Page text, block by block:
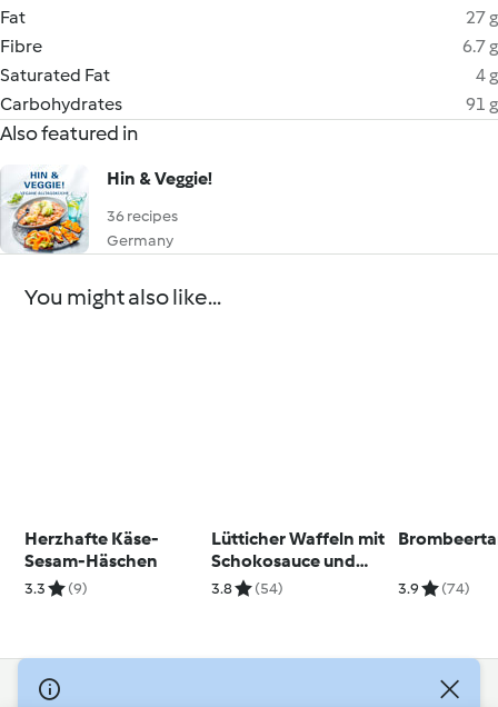
Fat
27 g
Fibre
6.7 g
Saturated Fat
4 g
Carbohydrates
91 g
Also featured in
Hin & Veggie!
36 recipes
Germany
You might also like...
Herzhafte Käse-
Sesam-Häschen
3.3 (9)
Lütticher Waffeln mit
Schokosauce und
Tonka-Schmand
3.8 (54) 3.9 (74)
© Copyright 2026